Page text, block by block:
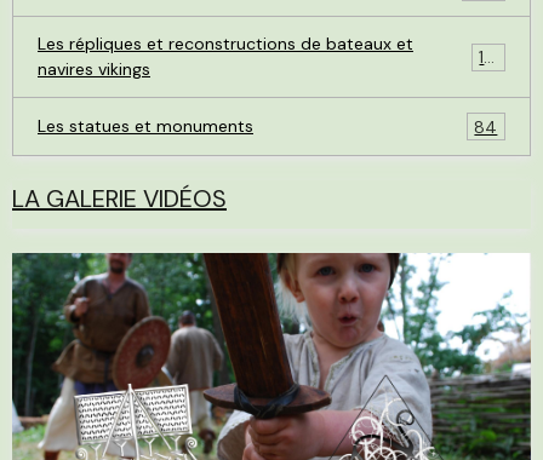
Les répliques et reconstructions de bateaux et
navires vikings
119
Les statues et monuments 84
LA GALERIE VIDÉOS